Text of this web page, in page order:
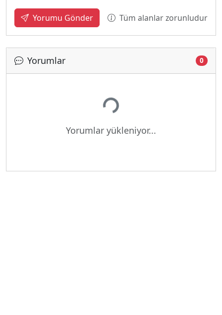
Yorumu Gönder Tüm alanlar zorunludur
Yorumlar 0
Yükleniyor...
Yorumlar yükleniyor...